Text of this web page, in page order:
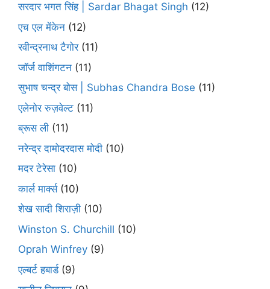
सरदार भगत सिंह | Sardar Bhagat Singh (12)
एच एल मेंकेन (12)
रवीन्द्रनाथ टैगोर(11)
जॉर्ज वाशिंगटन (11)
सुभाष चन्द्र बोस | Subhas Chandra Bose (11)
एलेनोर रुज़वेल्ट (11)
ब्रूस ली (11)
नरेन्द्र दामोदरदास मोदी (10)
मदर टेरेसा (10)
कार्ल मार्क्स(10)
शेख सादी शिराज़ी (10)
Winston S. Churchill (10)
Oprah Winfrey (9)
एल्बर्ट हबार्ड(9)